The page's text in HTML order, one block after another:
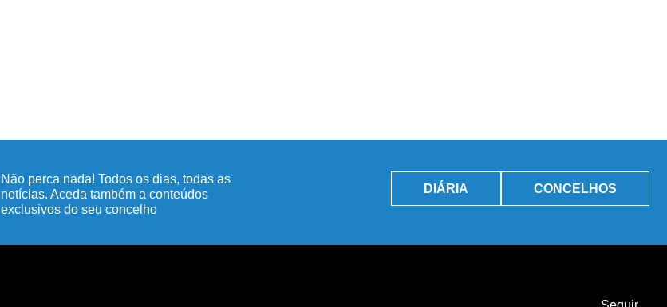
Não perca nada! Todos os dias, todas as
notícias. Aceda também a conteúdos
exclusivos do seu concelho
DIÁRIA CONCELHOS